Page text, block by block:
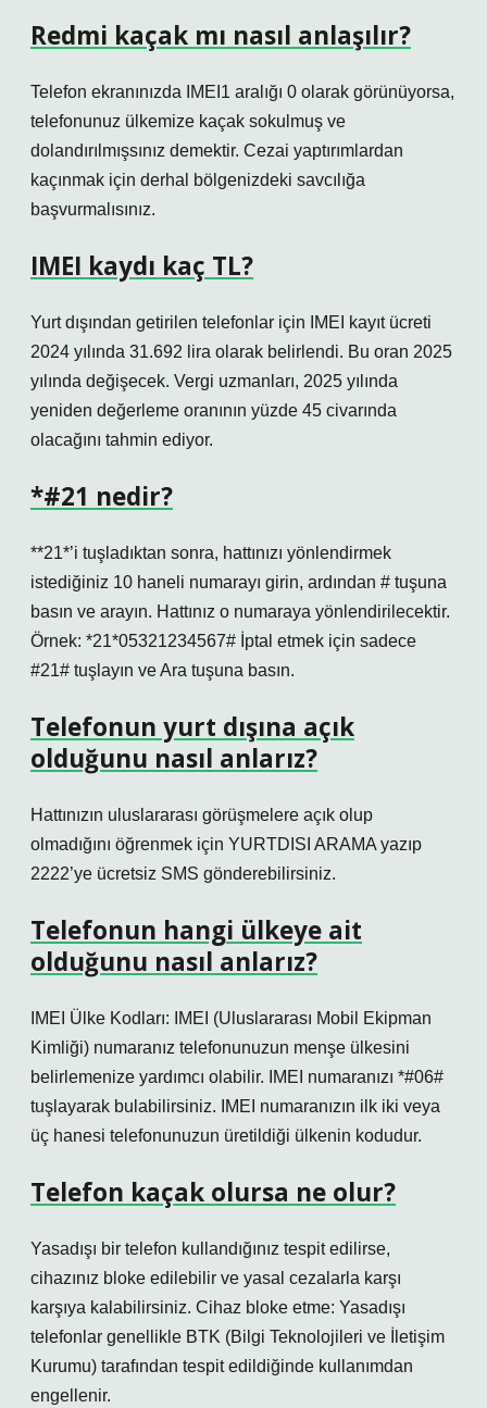
Redmi kaçak mı nasıl anlaşılır?
Telefon ekranınızda IMEI1 aralığı 0 olarak görünüyorsa,
telefonunuz ülkemize kaçak sokulmuş ve
dolandırılmışsınız demektir. Cezai yaptırımlardan
kaçınmak için derhal bölgenizdeki savcılığa
başvurmalısınız.
IMEI kaydı kaç TL?
Yurt dışından getirilen telefonlar için IMEI kayıt ücreti
2024 yılında 31.692 lira olarak belirlendi. Bu oran 2025
yılında değişecek. Vergi uzmanları, 2025 yılında
yeniden değerleme oranının yüzde 45 civarında
olacağını tahmin ediyor.
*#21 nedir?
**21*’i tuşladıktan sonra, hattınızı yönlendirmek
istediğiniz 10 haneli numarayı girin, ardından # tuşuna
basın ve arayın. Hattınız o numaraya yönlendirilecektir.
Örnek: *21*05321234567# İptal etmek için sadece
#21# tuşlayın ve Ara tuşuna basın.
Telefonun yurt dışına açık
olduğunu nasıl anlarız?
Hattınızın uluslararası görüşmelere açık olup
olmadığını öğrenmek için YURTDISI ARAMA yazıp
2222’ye ücretsiz SMS gönderebilirsiniz.
Telefonun hangi ülkeye ait
olduğunu nasıl anlarız?
IMEI Ülke Kodları: IMEI (Uluslararası Mobil Ekipman
Kimliği) numaranız telefonunuzun menşe ülkesini
belirlemenize yardımcı olabilir. IMEI numaranızı *#06#
tuşlayarak bulabilirsiniz. IMEI numaranızın ilk iki veya
üç hanesi telefonunuzun üretildiği ülkenin kodudur.
Telefon kaçak olursa ne olur?
Yasadışı bir telefon kullandığınız tespit edilirse,
cihazınız bloke edilebilir ve yasal cezalarla karşı
karşıya kalabilirsiniz. Cihaz bloke etme: Yasadışı
telefonlar genellikle BTK (Bilgi Teknolojileri ve İletişim
Kurumu) tarafından tespit edildiğinde kullanımdan
engellenir.